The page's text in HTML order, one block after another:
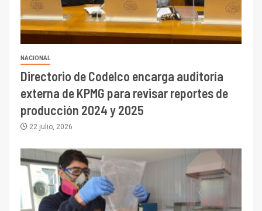
NACIONAL
Directorio de Codelco encarga auditoría
externa de KPMG para revisar reportes de
producción 2024 y 2025
22 julio, 2026